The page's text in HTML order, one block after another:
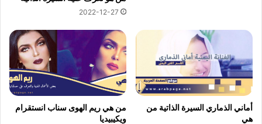
2022-12-27
أماني الذماري السيرة الذاتية من
هي
من هي ريم الهوى سناب انستقرام
ويكيبيديا